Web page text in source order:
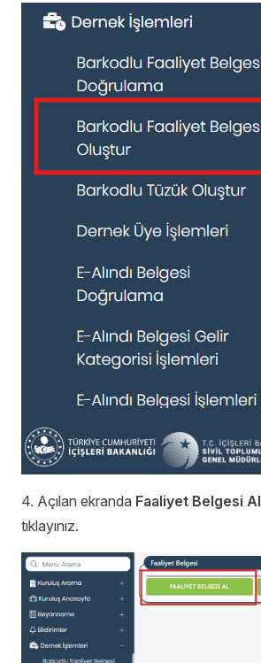
4. Açılan ekranda Faaliyet Belgesi Al
tıklayınız.